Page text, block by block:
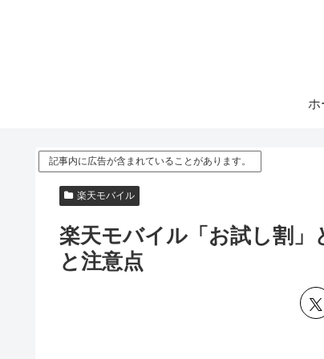
ホ
記事内に広告が含まれていることがあります。
楽天モバイル
楽天モバイル「お試し割」
と注意点